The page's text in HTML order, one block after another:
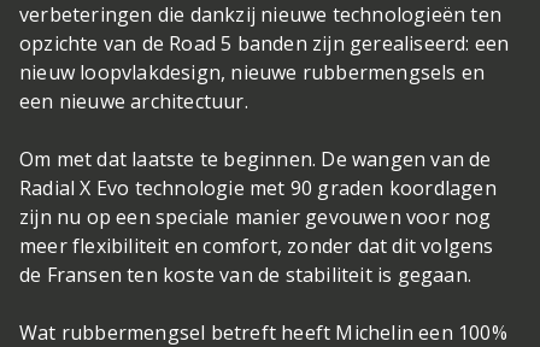
verbeteringen die dankzij nieuwe technologieën ten
opzichte van de Road 5 banden zijn gerealiseerd: een
nieuw loopvlakdesign, nieuwe rubbermengsels en
een nieuwe architectuur.
Om met dat laatste te beginnen. De wangen van de
Radial X Evo technologie met 90 graden koordlagen
zijn nu op een speciale manier gevouwen voor nog
meer flexibiliteit en comfort, zonder dat dit volgens
de Fransen ten koste van de stabiliteit is gegaan.
Wat rubbermengsel betreft heeft Michelin een 100%